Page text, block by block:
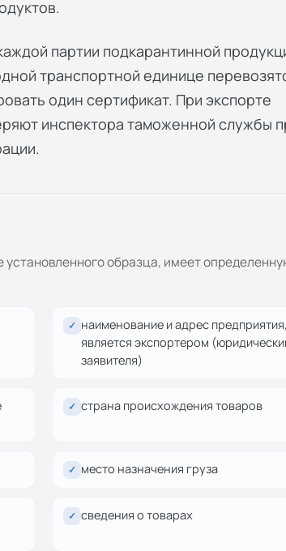
партии подкарантинной
транспортной единице
один сертификат. При экспорте
инспектора таможенной службы
образца, имеет
✓ наименование и адрес
является экспортером
заявителя)
✓ страна происхождения товаров
✓ место назначения груза
✓ сведения о товарах